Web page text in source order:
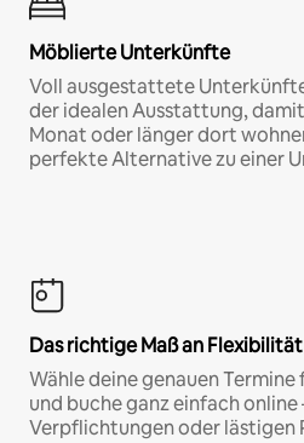
Möblierte Unterkünfte
Voll ausgestattete
der idealen Ausstattung,
Monat oder länger dort
perfekte Alternative zu einer
Das richtige Maß an Flexibilität
Wähle deine genauen Termine
und buche ganz einfach
Verpflichtungen oder lästigen